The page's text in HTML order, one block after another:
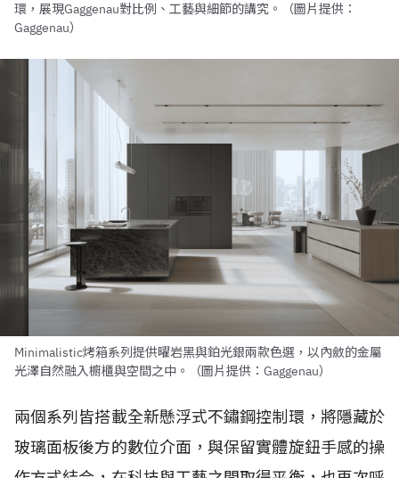
環，展現Gaggenau對比例、工藝與細節的講究。（圖片提供：
Gaggenau）
Minimalistic烤箱系列提供曜岩黑與鉑光銀兩款色選，以內斂的金屬
光澤自然融入櫥櫃與空間之中。（圖片提供：Gaggenau）
兩個系列皆搭載全新懸浮式不鏽鋼控制環，將隱藏於
玻璃面板後方的數位介面，與保留實體旋鈕手感的操